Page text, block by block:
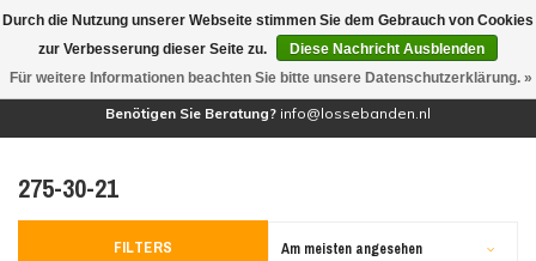
(0)
Benötigen Sie Beratung? info@lossebanden.nl
275-30-21
FILTERS Am meisten angesehen
Durch die Nutzung unserer Webseite stimmen Sie dem Gebrauch von Cookies
zur Verbesserung dieser Seite zu.
Diese Nachricht Ausblenden
Für weitere Informationen beachten Sie bitte unsere Datenschutzerklärung. »